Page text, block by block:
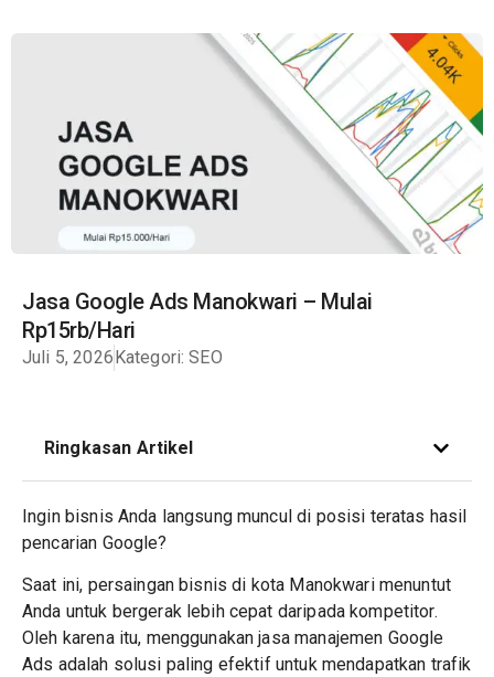
Jasa Google Ads Manokwari – Mulai
Rp15rb/Hari
Juli 5, 2026Kategori: SEO
Ringkasan Artikel
Ingin bisnis Anda langsung muncul di posisi teratas hasil
pencarian Google?
Saat ini, persaingan bisnis di kota Manokwari menuntut
Anda untuk bergerak lebih cepat daripada kompetitor.
Oleh karena itu, menggunakan jasa manajemen Google
Ads adalah solusi paling efektif untuk mendapatkan trafik